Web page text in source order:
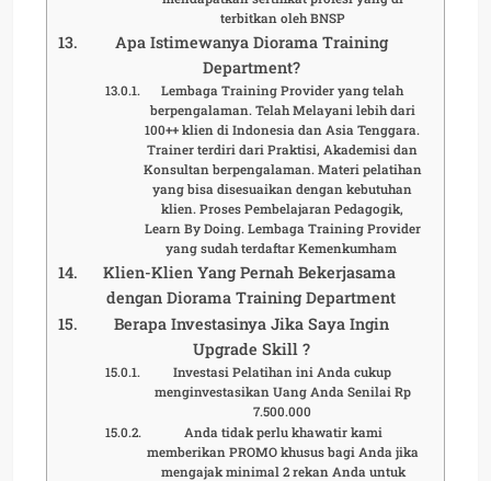
terbitkan oleh BNSP
Apa Istimewanya Diorama Training
Department?
Lembaga Training Provider yang telah
berpengalaman. Telah Melayani lebih dari
100++ klien di Indonesia dan Asia Tenggara.
Trainer terdiri dari Praktisi, Akademisi dan
Konsultan berpengalaman. Materi pelatihan
yang bisa disesuaikan dengan kebutuhan
klien. Proses Pembelajaran Pedagogik,
Learn By Doing. Lembaga Training Provider
yang sudah terdaftar Kemenkumham
Klien-Klien Yang Pernah Bekerjasama
dengan Diorama Training Department
Berapa Investasinya Jika Saya Ingin
Upgrade Skill ?
Investasi Pelatihan ini Anda cukup
menginvestasikan Uang Anda Senilai Rp
7.500.000
Anda tidak perlu khawatir kami
memberikan PROMO khusus bagi Anda jika
mengajak minimal 2 rekan Anda untuk